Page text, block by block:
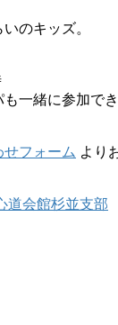
のキッズ。
一緒に参加でき
せフォーム より
道会館杉並支部